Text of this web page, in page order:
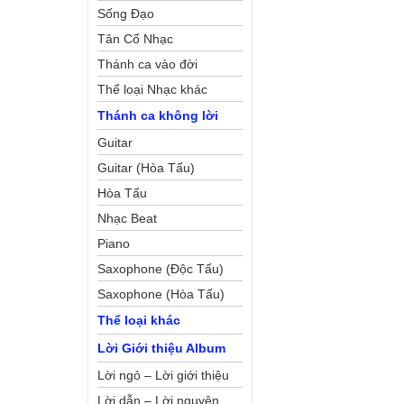
Sống Đạo
Tân Cổ Nhạc
Thánh ca vào đời
Thể loại Nhạc khác
Thánh ca không lời
Guitar
Guitar (Hòa Tấu)
Hòa Tấu
Nhạc Beat
Piano
Saxophone (Độc Tấu)
Saxophone (Hòa Tấu)
Thể loại khác
Lời Giới thiệu Album
Lời ngỏ – Lời giới thiệu
Lời dẫn – Lời nguyện